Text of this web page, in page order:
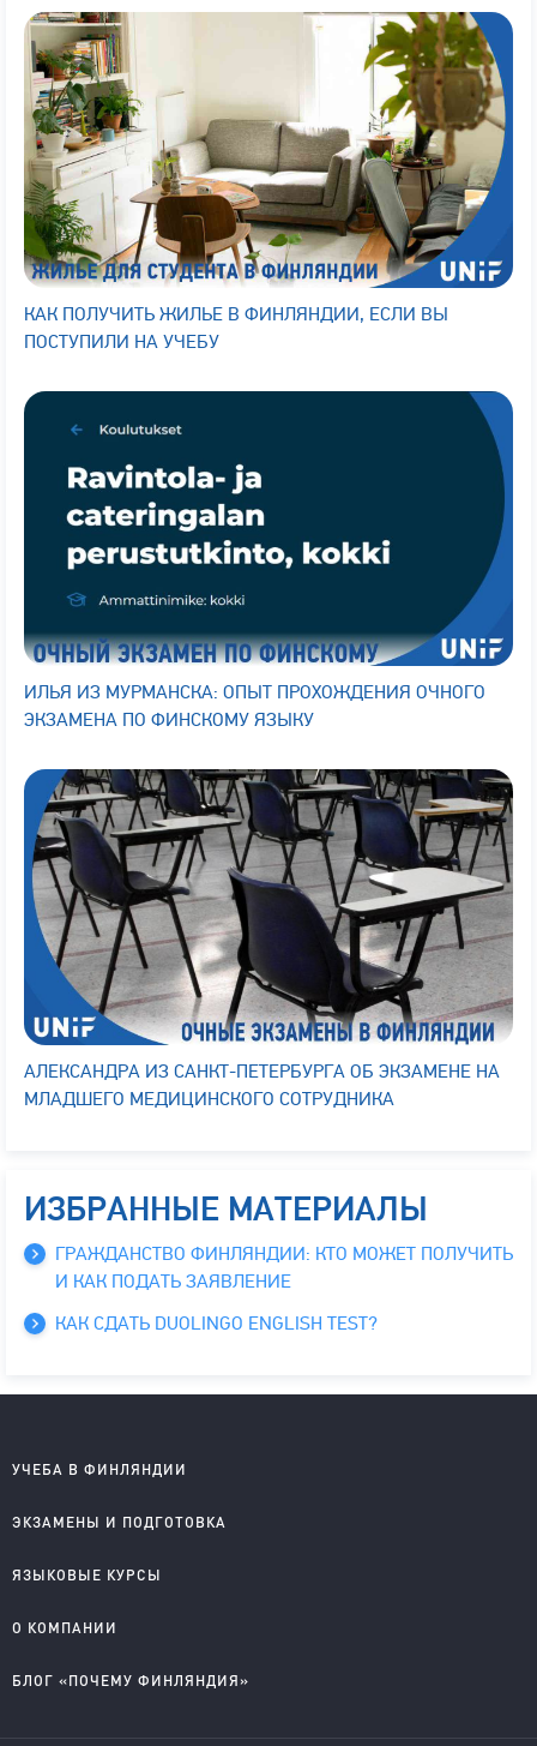
КАК ПОЛУЧИТЬ ЖИЛЬЕ В ФИНЛЯНДИИ, ЕСЛИ ВЫ
ПОСТУПИЛИ НА УЧЕБУ
ИЛЬЯ ИЗ МУРМАНСКА: ОПЫТ ПРОХОЖДЕНИЯ ОЧНОГО
ЭКЗАМЕНА ПО ФИНСКОМУ ЯЗЫКУ
АЛЕКСАНДРА ИЗ САНКТ-ПЕТЕРБУРГА ОБ ЭКЗАМЕНЕ НА
МЛАДШЕГО МЕДИЦИНСКОГО СОТРУДНИКА
ИЗБРАННЫЕ МАТЕРИАЛЫ
ГРАЖДАНСТВО ФИНЛЯНДИИ: КТО МОЖЕТ ПОЛУЧИТЬ
И КАК ПОДАТЬ ЗАЯВЛЕНИЕ
КАК СДАТЬ DUOLINGO ENGLISH TEST?
УЧЕБА В ФИНЛЯНДИИ
Колледжи на английском
Колледжи на финском
ЭКЗАМЕНЫ И ПОДГОТОВКА
YKI подготовка и регистрация
ЯЗЫКОВЫЕ КУРСЫ
Английский для школьников
Английский для взрослых
О КОМПАНИИ
Правовые документы
БЛОГ «ПОЧЕМУ ФИНЛЯНДИЯ»